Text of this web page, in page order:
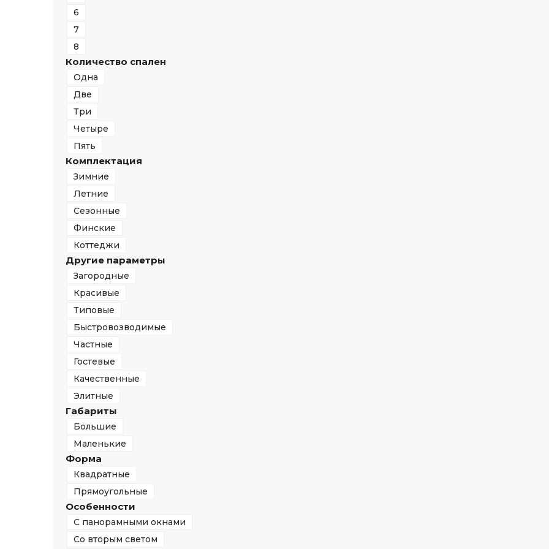
6
7
8
Количество спален
Одна
Две
Три
Четыре
Пять
Комплектация
Зимние
Летние
Сезонные
Финские
Коттеджи
Другие параметры
Загородные
Красивые
Типовые
Быстровозводимые
Частные
Гостевые
Качественные
Элитные
Габариты
Большие
Маленькие
Форма
Квадратные
Прямоугольные
Особенности
С панорамными окнами
Со вторым светом